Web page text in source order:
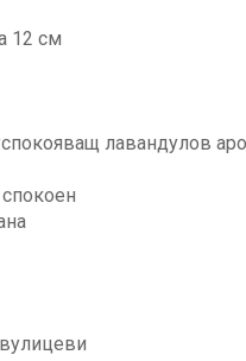
12 см
лавандулов